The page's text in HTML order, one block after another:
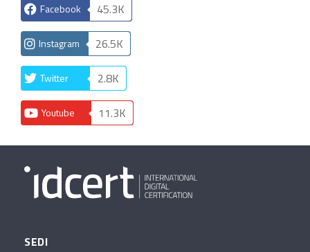
Facebook 45.3K
Instagram 26.5K
Twitter 2.8K
Youtube 11.3K
SEDI